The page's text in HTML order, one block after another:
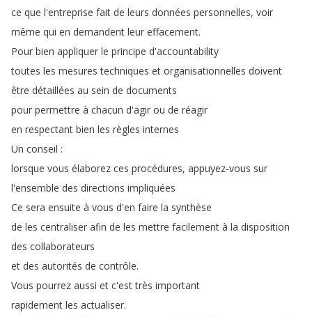
ce que l'entreprise fait de leurs données personnelles, voir
même qui en demandent leur effacement.
Pour bien appliquer le principe d'accountability
toutes les mesures techniques et organisationnelles doivent
être détaillées au sein de documents
pour permettre à chacun d'agir ou de réagir
en respectant bien les règles internes
Un conseil :
lorsque vous élaborez ces procédures, appuyez-vous sur
l'ensemble des directions impliquées
Ce sera ensuite à vous d'en faire la synthèse
de les centraliser afin de les mettre facilement à la disposition
des collaborateurs
et des autorités de contrôle.
Vous pourrez aussi et c'est très important
rapidement les actualiser.